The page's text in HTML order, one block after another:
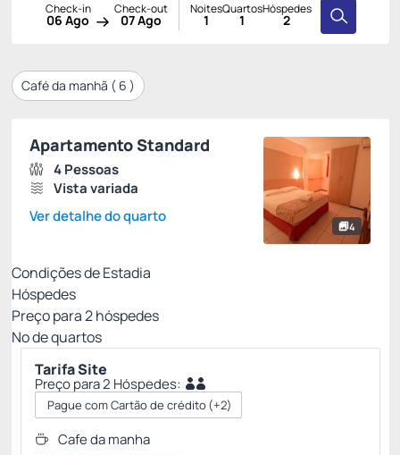
Check-in
06 Ago
Check-out
07 Ago
Noites
1
Quartos
1
Hóspedes
2
Café da manhã ( 6 )
4
Apartamento Standard
4 Pessoas
Vista variada
Ver detalhe do quarto
Condições de Estadia
Hóspedes
Preço para2hóspedes
Nº de quartos
Tarifa Site
Preço para 2 Hóspedes:
Pague com Cartão de crédito(+2)
Cafe da manha